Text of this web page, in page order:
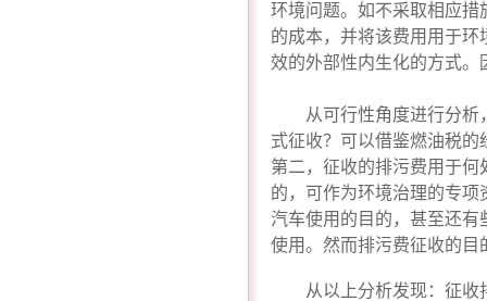
环境问题。如不采取相应措
的成本，并将该费用用于
效的外部性内生化的方式
从可行性角度进行分
式征收？可以借鉴燃油税
第二，征收的排污费用于
的，可作为环境治理的专
汽车使用的目的，甚至还
使用。然而排污费征收的
从以上分析发现：征